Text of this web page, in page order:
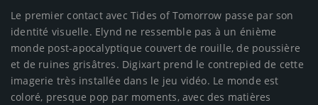
Le premier contact avec Tides of Tomorrow passe par son
identité visuelle. Elynd ne ressemble pas à un énième
monde post-apocalyptique couvert de rouille, de poussière
et de ruines grisâtres. Digixart prend le contrepied de cette
imagerie très installée dans le jeu vidéo. Le monde est
coloré, presque pop par moments, avec des matières